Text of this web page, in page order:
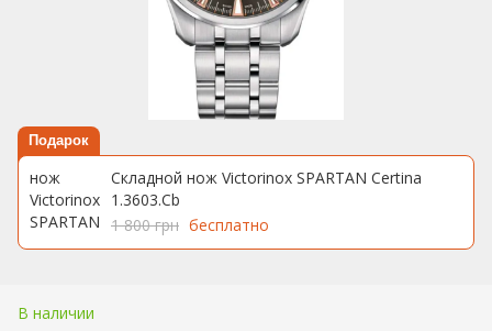
Подарок
Складной нож Victorinox SPARTAN Certina
1.3603.Cb
1 800 грн бесплатно
В наличии